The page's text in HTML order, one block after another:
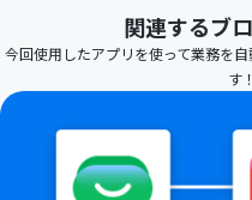
関連するブ
今回使用したアプリを使って業務を
す！